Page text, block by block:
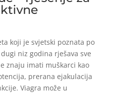
koji je svjetski poznata po
niz godina rješava sve
znaju imati muškarci kao
prerana ejakulacija
Viagra može u